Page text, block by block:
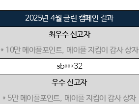
2025년 4월 클린 캠페인 결과
최우수 신고자
* 10만 메이플포인트, 메이플 지킴이 감사 상자
sb***32
우수 신고자
* 5만 메이플포인트, 메이플 지킴이 감사 상자